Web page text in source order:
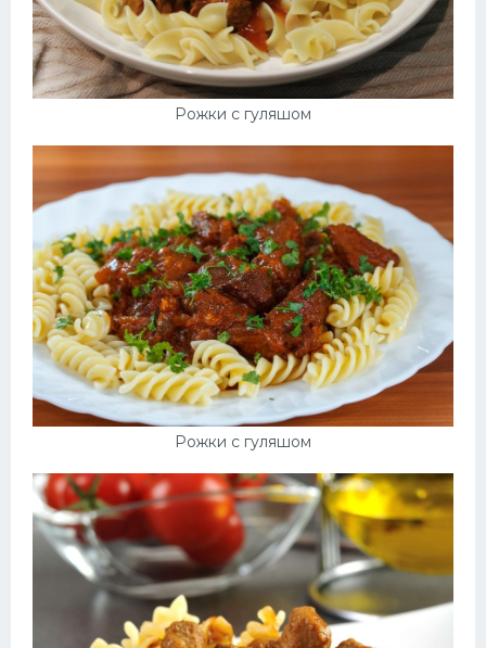
Рожки с гуляшом
Рожки с гуляшом